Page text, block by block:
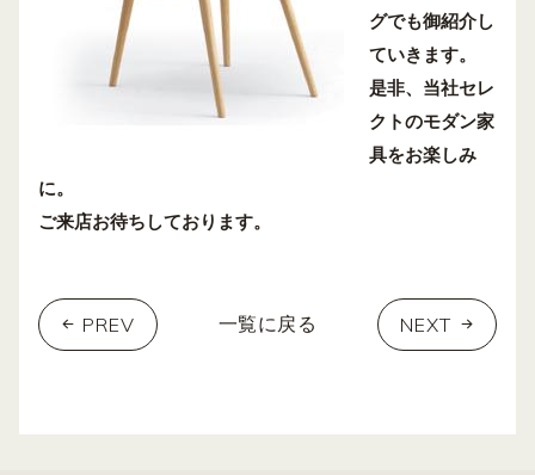
グでも御紹介し
ていきます。
是非、当社セレ
クトのモダン家
具をお楽しみ
に。
ご来店お待ちしております。
PREV 一覧に戻る NEXT